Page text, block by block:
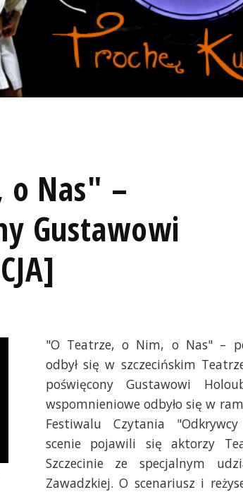
o Nas" –
Gustawowi
"O Teatrze, o Nim, o Nas" –
odbył się w szczecińskim
poświęcony Gustawowi
wspomnieniowe odbyło się w
Festiwalu Czytania
scenie pojawili się aktorzy
Szczecinie ze specjalnym
Zawadzkiej. O scenariusz i